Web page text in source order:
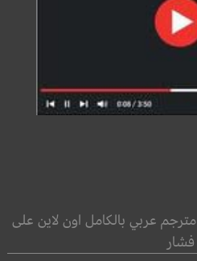
فلم Chinese Zodiac 2012 مترجم عربي بالكامل اون لاين على
فشار